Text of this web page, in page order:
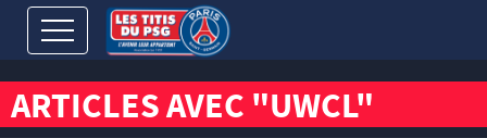
ARTICLES AVEC "UWCL"